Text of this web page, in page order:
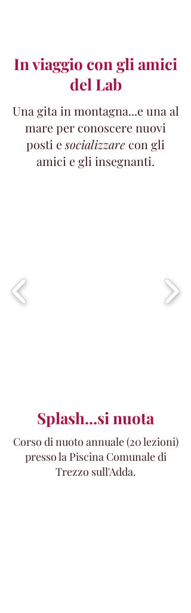
In viaggio con gli amici
del Lab
Una gita in montagna...e una al
mare per conoscere nuovi
posti esocializzare con gli
amici e gli insegnanti.
Splash...si nuota
Corso di nuoto annuale (20 lezioni)
presso la Piscina Comunale di
Trezzo sull'Adda.